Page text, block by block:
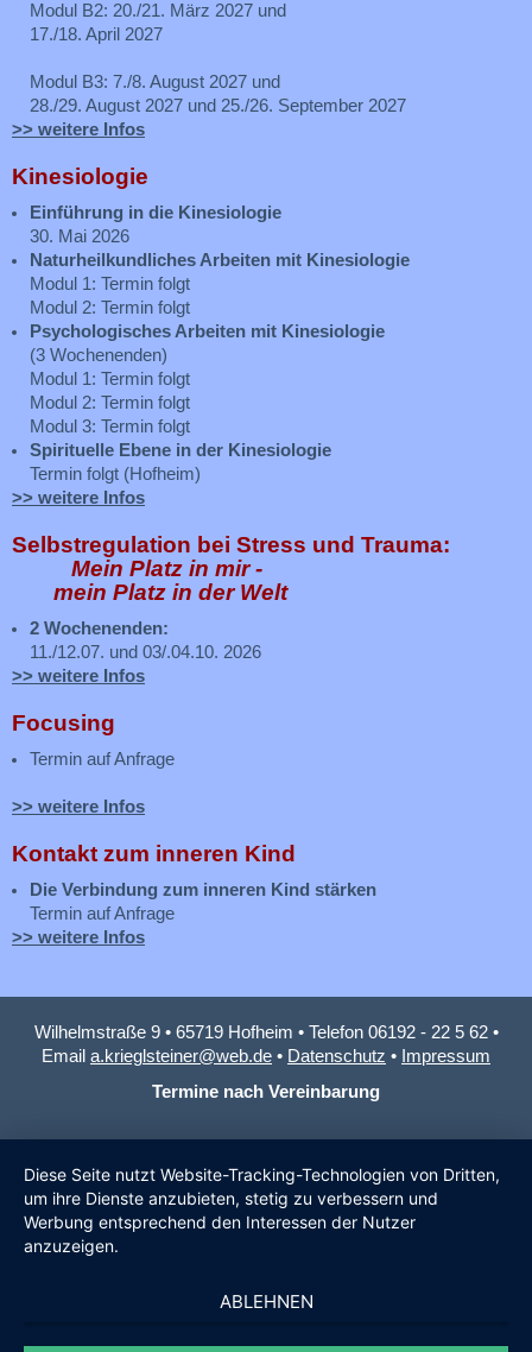
Modul B2: 20./21. März 2027 und
17./18. April 2027
Modul B3: 7./8. August 2027 und
28./29. August 2027 und 25./26. September 2027
>> weitere Infos
Kinesiologie
Einführung in die Kinesiologie
30. Mai 2026
Naturheilkundliches Arbeiten mit Kinesiologie
Modul 1: Termin folgt
Modul 2: Termin folgt
Psychologisches Arbeiten mit Kinesiologie
(3 Wochenenden)
Modul 1: Termin folgt
Modul 2: Termin folgt
Modul 3: Termin folgt
Spirituelle Ebene in der Kinesiologie
Termin folgt (Hofheim)
>> weitere Infos
Selbstregulation bei Stress und Trauma:
Mein Platz in mir -
mein Platz in der Welt
2 Wochenenden:
11./12.07. und 03/.04.10. 2026
>> weitere Infos
Focusing
Termin auf Anfrage
>> weitere Infos
Kontakt zum inneren Kind
Die Verbindung zum inneren Kind stärken
Termin auf Anfrage
>> weitere Infos
Wilhelmstraße 9 • 65719 Hofheim • Telefon 06192 - 22 5 62 •
Email a.krieglsteiner@web.de • Datenschutz • Impressum
Termine nach Vereinbarung
Diese Seite nutzt Website-Tracking-Technologien von Dritten,
um ihre Dienste anzubieten, stetig zu verbessern und
Werbung entsprechend den Interessen der Nutzer
anzuzeigen.
ABLEHNEN